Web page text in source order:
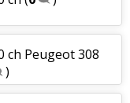
ch Peugeot 308
)